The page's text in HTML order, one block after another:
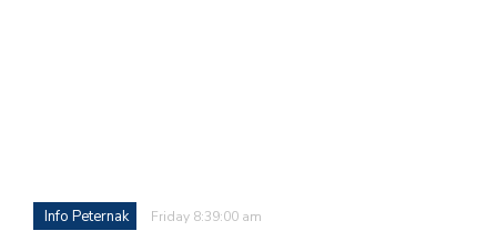
Info Peternak Friday 8:39:00 am